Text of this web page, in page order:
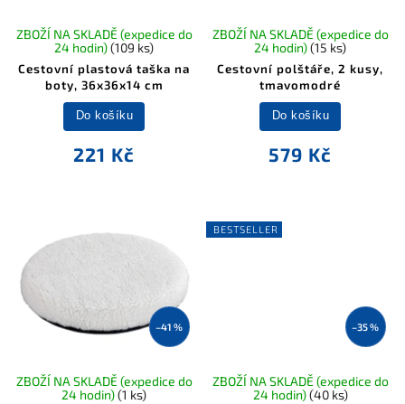
Cestovní plastová taška na
boty, 36x36x14 cm
ZBOŽÍ NA SKLADĚ (expedice do
24 hodin)(109 ks)
221 Kč
Do košíku
Cestovní polštáře, 2 kusy,
tmavomodré
ZBOŽÍ NA SKLADĚ (expedice do
24 hodin)(15 ks)
579 Kč
Do košíku
–41 %
ZBOŽÍ NA SKLADĚ (expedice do
24 hodin)(1 ks)
BESTSELLER
–35 %
ZBOŽÍ NA SKLADĚ (expedice do
24 hodin)(40 ks)